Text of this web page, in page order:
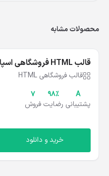
محصولات مشابه
قالب HTML فروشگاهی اسپارت
قالب فروشگاهی HTML
A
پشتیبانی
۹۸%
رضایت
۷
فروش
خرید و دانلود